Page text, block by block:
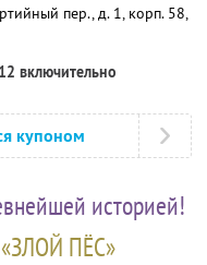
пер., д. 1, корп. 58,
включительно
купоном
историей!
ПЁС»